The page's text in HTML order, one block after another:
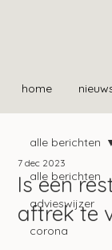
home
alle berichten
advieswijzer
corona
alle berichten
Is een
aftrek te
7 dec 2023